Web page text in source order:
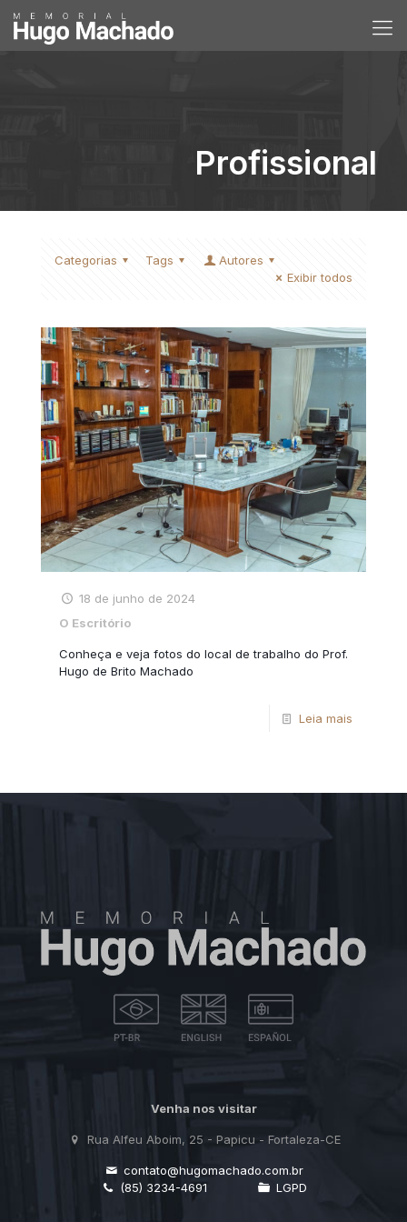
Profissional
Categorias Tags
Autores
Exibir todos
18 de junho de 2024
O Escritório
Conheça e veja fotos do local de trabalho do Prof.
Hugo de Brito Machado
Leia mais
Venha nos visitar
Rua Alfeu Aboim, 25 - Papicu - Fortaleza-CE
contato@hugomachado.com.br
(85) 3234-4691
LGPD